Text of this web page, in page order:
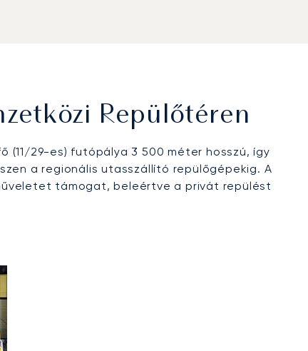
Repülőtéren
(11/29-es) futópálya 3 500 méter hosszú, így
a regionális utasszállító repülőgépekig. A
támogat, beleértve a privát repülést